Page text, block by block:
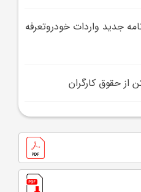
جديد واردات خودروتعرفه
از حقوق کارگران